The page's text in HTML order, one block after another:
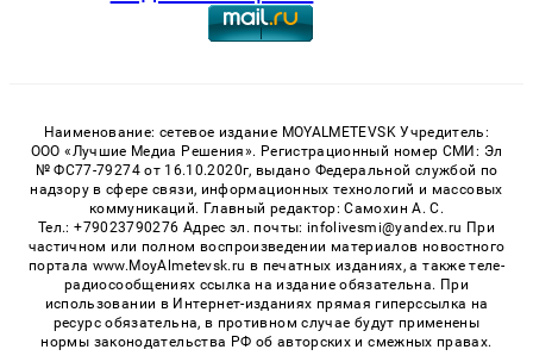
Наименование: сетевое издание MOYALMETEVSK Учредитель:
ООО «Лучшие Медиа Решения». Регистрационный номер СМИ: Эл
№ ФС77-79274 от 16.10.2020г, выдано Федеральной службой по
надзору в сфере связи, информационных технологий и массовых
коммуникаций. Главный редактор: Самохин А. С.
Тел.: +79023790276 Адрес эл. почты: infolivesmi@yandex.ru При
частичном или полном воспроизведении материалов новостного
портала www.MoyAlmetevsk.ru в печатных изданиях, а также теле-
радиосообщениях ссылка на издание обязательна. При
использовании в Интернет-изданиях прямая гиперссылка на
ресурс обязательна, в противном случае будут применены
нормы законодательства РФ об авторских и смежных правах.